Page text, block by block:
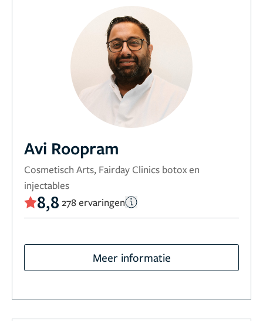
Avi Roopram
Cosmetisch Arts, Fairday Clinics botox en
injectables
8,8 278 ervaringen
Meer informatie